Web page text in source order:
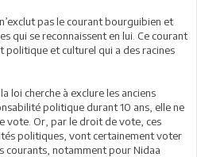
pas le courant bourguibien et
qui se reconnaissent en lui. Ce courant
et culturel qui a des racines
loi cherche à exclure les anciens
politique durant 10 ans, elle ne
vote. Or, par le droit de vote, ces
politiques, vont certainement voter
courants, notamment pour Nidaa